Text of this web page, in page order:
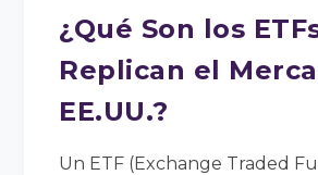
¿Qué Son los
Replican el
EE.UU.?
Un ETF (Exchange Traded